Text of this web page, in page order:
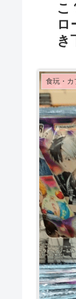
こ
ロ
き
食玩・カ